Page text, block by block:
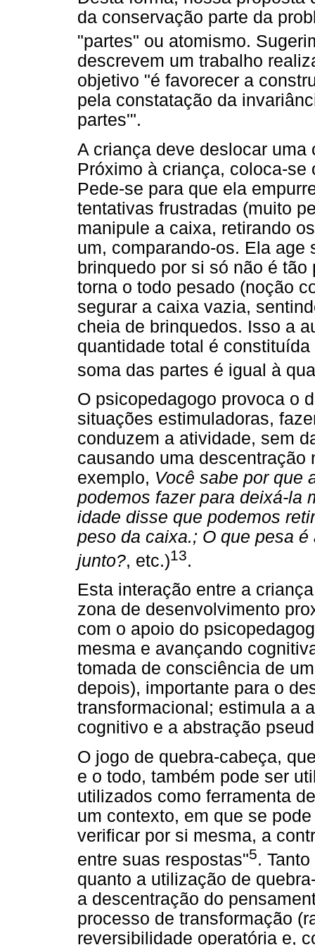
da conservação parte da
"partes" ou atomismo.
descrevem um trabalho
objetivo "é favorecer a
pela constatação da
partes'".
A criança deve deslocar
Próximo à criança, coloca-
Pede-se para que ela
tentativas frustradas (muito
manipule a caixa, retirando
um, comparando-os. Ela age
brinquedo por si só não é
torna o todo pesado (noção
segurar a caixa vazia,
cheia de brinquedos. Isso a
quantidade total é
soma das partes é igual à
O psicopedagogo provoca o
situações estimuladoras,
conduzem a atividade, sem
causando uma descentração
exemplo, Você sabe por que
podemos fazer para deixá-la
idade disse que podemos
peso da caixa.; O que pesa
junto?, etc.)13.
Esta interação entre a
zona de desenvolvimento
com o apoio do
mesma e avançando
tomada de consciência de
depois), importante para o
transformacional; estimula a
cognitivo e a abstração
O jogo de quebra-cabeça,
e o todo, também pode ser
utilizados como ferramenta
um contexto, em que se
verificar por si mesma, a
entre suas respostas"5.
quanto a utilização de
a descentração do
processo de transformação
reversibilidade operatória e,